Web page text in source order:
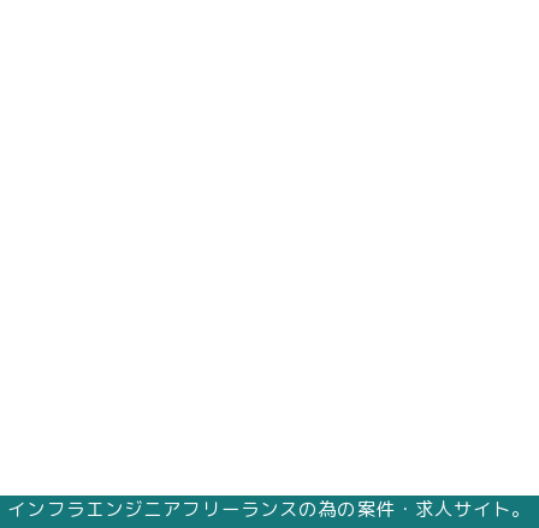
インフラエンジニアフリーランスの為の案件・求人サイト。